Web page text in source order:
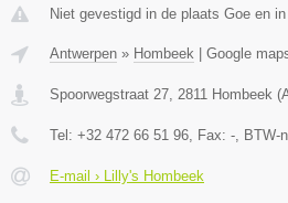
Niet gevestigd in de plaats Goe en
Antwerpen » Hombeek Google
Spoorwegstraat 27 2811 Hombeek (
Tel: +32 472 66 51 96 , Fax: - , BTW-
E-mail › Lilly's Hombeek